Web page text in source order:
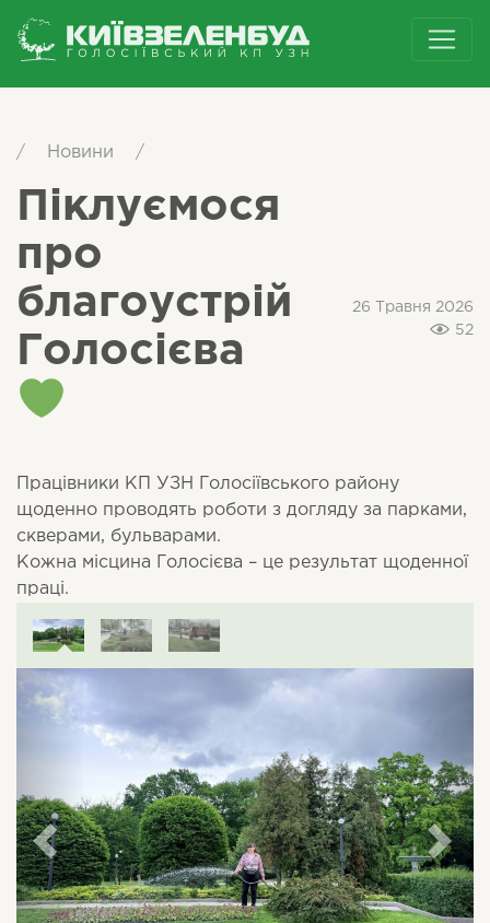
/ Новини /
Піклуємося
про
благоустрій
Голосієва
26 Травня 2026
52
Працівники КП УЗН Голосіївського району
щоденно проводять роботи з догляду за парками,
скверами, бульварами.
Кожна місцина Голосієва – це результат щоденної
праці.